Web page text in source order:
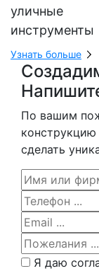
уличные
инструменты
Узнать больше
По вашим
сделать
Я даю